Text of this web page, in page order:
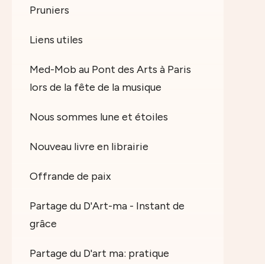
Pruniers
Liens utiles
Med-Mob au Pont des Arts à Paris
lors de la fête de la musique
Nous sommes lune et étoiles
Nouveau livre en librairie
Offrande de paix
Partage du D'Art-ma - Instant de
grâce
Partage du D'art ma: pratique